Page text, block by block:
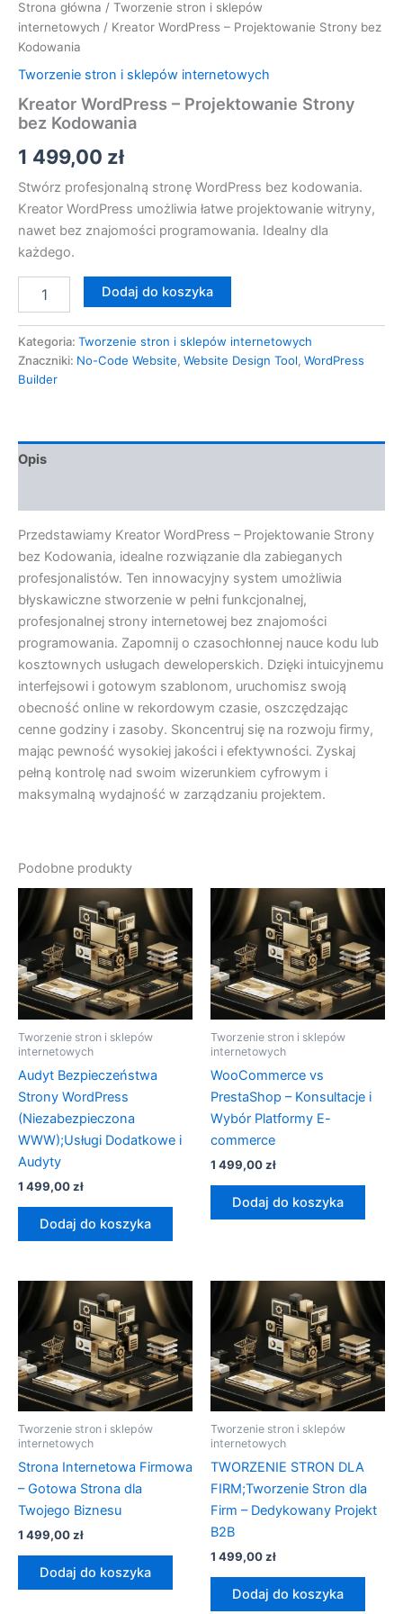
Strona główna / Tworzenie stron i sklepów
internetowych / Kreator WordPress – Projektowanie Strony bez
Kodowania
Tworzenie stron i sklepów internetowych
Kreator WordPress – Projektowanie Strony
bez Kodowania
1 499,00 zł
Stwórz profesjonalną stronę WordPress bez kodowania.
Kreator WordPress umożliwia łatwe projektowanie witryny,
nawet bez znajomości programowania. Idealny dla
każdego.
Dodaj do koszyka
Kategoria: Tworzenie stron i sklepów internetowych
Znaczniki: No-Code Website, Website Design Tool, WordPress
Builder
Opis
Przedstawiamy Kreator WordPress – Projektowanie Strony
bez Kodowania, idealne rozwiązanie dla zabieganych
profesjonalistów. Ten innowacyjny system umożliwia
błyskawiczne stworzenie w pełni funkcjonalnej,
profesjonalnej strony internetowej bez znajomości
programowania. Zapomnij o czasochłonnej nauce kodu lub
kosztownych usługach deweloperskich. Dzięki intuicyjnemu
interfejsowi i gotowym szablonom, uruchomisz swoją
obecność online w rekordowym czasie, oszczędzając
cenne godziny i zasoby. Skoncentruj się na rozwoju firmy,
mając pewność wysokiej jakości i efektywności. Zyskaj
pełną kontrolę nad swoim wizerunkiem cyfrowym i
maksymalną wydajność w zarządzaniu projektem.
Podobne produkty
Tworzenie stron i sklepów
internetowych
Audyt Bezpieczeństwa
Strony WordPress
(Niezabezpieczona
WWW);Usługi Dodatkowe i
Audyty
1 499,00zł
Dodaj do koszyka
Tworzenie stron i sklepów
internetowych
WooCommerce vs
PrestaShop – Konsultacje i
Wybór Platformy E-
commerce
1 499,00zł
Dodaj do koszyka
Tworzenie stron i sklepów
internetowych
Strona Internetowa Firmowa
– Gotowa Strona dla
Twojego Biznesu
1 499,00zł
Dodaj do koszyka
Tworzenie stron i sklepów
internetowych
TWORZENIE STRON DLA
FIRM;Tworzenie Stron dla
Firm – Dedykowany Projekt
B2B
1 499,00zł
Dodaj do koszyka